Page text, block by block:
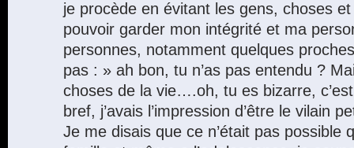
je procède en évitant les gens, choses
pouvoir garder mon intégrité et ma
personnes, notamment quelques
pas : » ah bon, tu n’as pas entendu ?
choses de la vie….oh, tu es bizarre,
bref, j’avais l’impression d’être le vilain
Je me disais que ce n’était pas possible